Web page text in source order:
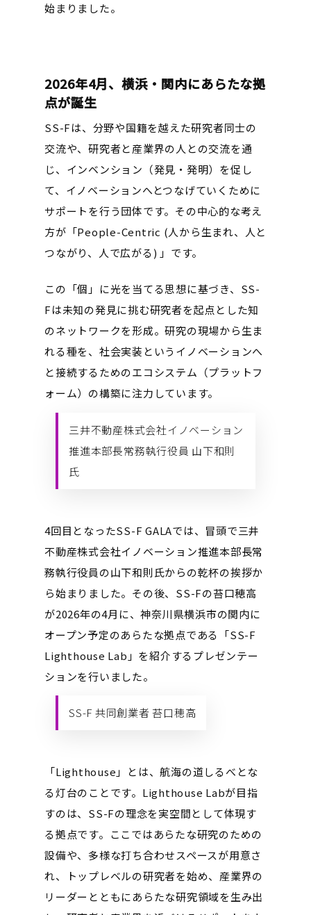
始まりました。
2026年4月、横浜・関内にあらたな拠
点が誕生
SS-Fは、分野や国籍を越えた研究者同士の
交流や、研究者と産業界の人との交流を通
じ、インベンション（発見・発明）を促し
て、イノベーションへとつなげていくために
サポートを行う団体です。その中心的な考え
方が「People-Centric (人から生まれ、人と
つながり、人で広がる) 」です。
この「個」に光を当てる思想に基づき、SS-
Fは未知の発見に挑む研究者を起点とした知
のネットワークを形成。研究の現場から生ま
れる種を、社会実装というイノベーションへ
と接続するためのエコシステム（プラットフ
ォーム）の構築に注力しています。
三井不動産株式会社イノベーション
推進本部長常務執行役員 山下和則
氏
4回目となったSS-F GALAでは、冒頭で三井
不動産株式会社イノベーション推進本部長常
務執行役員の山下和則氏からの乾杯の挨拶か
ら始まりました。その後、SS-Fの苔口穂高
が2026年の4月に、神奈川県横浜市の関内に
オープン予定のあらたな拠点である「SS-F
Lighthouse Lab」を紹介するプレゼンテー
ションを行いました。
SS-F 共同創業者 苔口穂高
「Lighthouse」とは、航海の道しるべとな
る灯台のことです。Lighthouse Labが目指
すのは、SS-Fの理念を実空間として体現す
る拠点です。ここではあらたな研究のための
設備や、多様な打ち合わせスペースが用意さ
れ、トップレベルの研究者を始め、産業界の
リーダーとともにあらたな研究領域を生み出